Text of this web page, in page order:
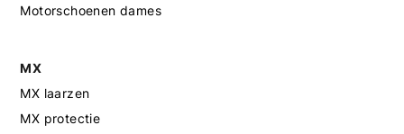
Motorschoenen dames
MX
MX laarzen
MX protectie